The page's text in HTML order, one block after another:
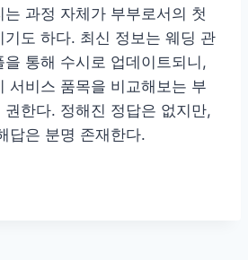
과정 자체가 부부로서의 첫
기도 하다. 최신 정보는 웨딩 관
을 통해 수시로 업데이트되니,
서비스 품목을 비교해보는 부
한다. 정해진 정답은 없지만,
답은 분명 존재한다.